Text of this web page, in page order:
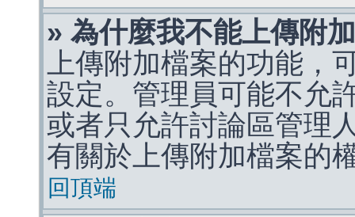
» 為什麼我不能上傳附
上傳附加檔案的功能，
設定。管理員可能不允
或者只允許討論區管理
有關於上傳附加檔案的
回頂端